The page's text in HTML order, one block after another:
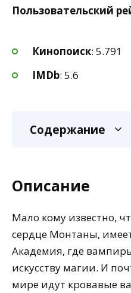
Пользовательский
Кинопоиск: 5.791
IMDb: 5.6
Содержание
Описание
Мало кому известно,
сердце Монтаны,
Академия, где
искусству магии. И
мире идут кровавые